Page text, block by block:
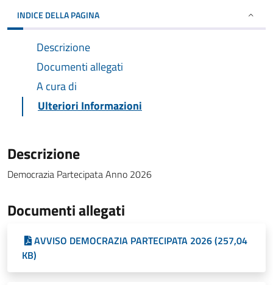
INDICE DELLA PAGINA
Descrizione
Documenti allegati
A cura di
Ulteriori Informazioni
Descrizione
Democrazia Partecipata Anno 2026
Documenti allegati
AVVISO DEMOCRAZIA PARTECIPATA 2026 (257,04
KB)